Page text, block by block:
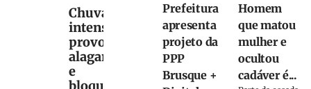
Chuva
intensa
provoca
alagamentos
e
Prefeitura
apresenta
projeto da
PPP
Brusque +
Homem
que matou
mulher e
ocultou
cadáver é...